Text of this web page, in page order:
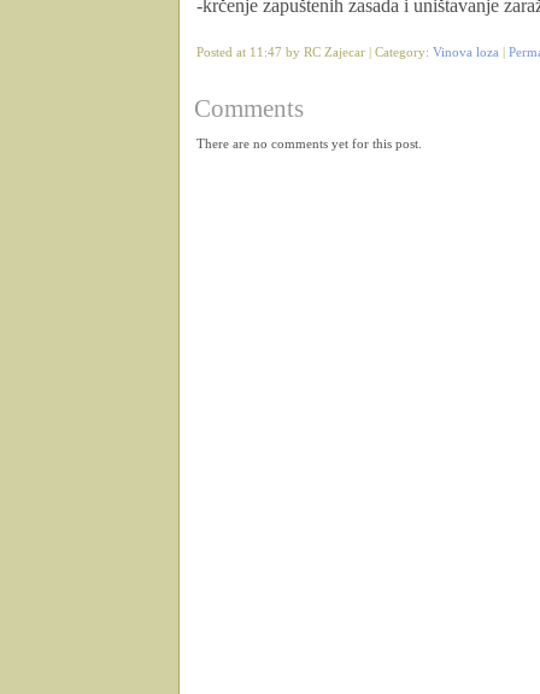
-krčenje zapuštenih zasada i uništavanje
Posted at 11:47 by RC Zajecar | Category: Vinova loza
Comments
There are no comments yet for this post.